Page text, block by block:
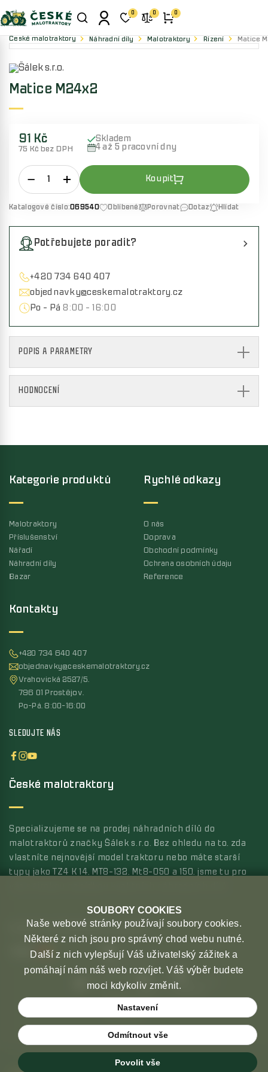
0 0 0
České malotraktory Náhradní díly Malotraktory Řízení Matice
Matice M24x2
91 Kč
75 Kč bez DPH
Skladem
4 až 5 pracovní dny
Katalogové číslo:069540 Oblíbené Porovnat Dotaz Hlídat
Potřebujete poradit?
+420 734 640 407
objednavky@ceskemalotraktory.cz
Po - Pá 8:00 - 16:00
POPIS A PARAMETRY
HODNOCENÍ
Kontakty
+420 734 640 407
objednavky@ceskemalotraktory.cz
Vrahovická 2527/5,
796 01 Prostějov,
Po-Pá, 8:00-16:00
SLEDUJTE NÁS
Kategorie produktů
Malotraktory
Příslušenství
Nářadí
Náhradní díly
Bazar
Rychlé odkazy
O nás
Doprava
Obchodní podmínky
Ochrana osobních údaju
Reference
České malotraktory
Specializujeme se na prodej náhradních dílů do
malotraktorů značky Šálek s.r.o. Bez ohledu na to, zda
vlastníte nejnovější model traktoru nebo máte starší
typy jako TZ4 K 14, MT8-132, Mt8-050 a 150, jsme tu pro
MOŽNOSTI PLATBYMOŽNOSTI DOPRAVY
Copyright © 2026 České malotraktory
SOUBORY COOKIES
Naše webové stránky používají soubory cookies.
Některé z nich jsou pro správný chod webu nutné.
Další z nich vylepšují Váš uživatelský zážitek a
pomáhají nám náš web rozvíjet. Váš výběr budete
moci kdykoliv změnit.
Nastavení
Odmítnout vše
Povolit vše